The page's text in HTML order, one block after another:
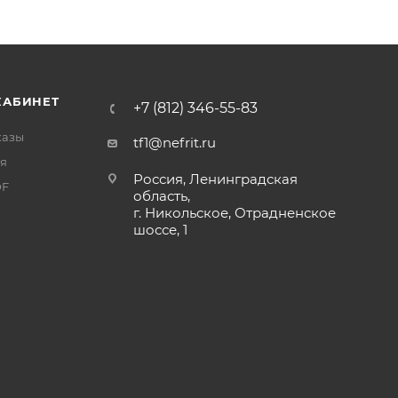
+7 (812) 346-55-83
tf1@nefrit.ru
Россия, Ленинградская
область,
г. Никольское, Отрадненское
шоссе, 1